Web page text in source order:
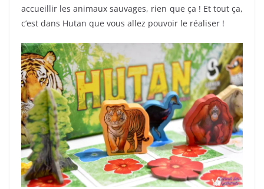
accueillir les animaux sauvages, rien que ça ! Et tout ça,
c’est dans Hutan que vous allez pouvoir le réaliser !